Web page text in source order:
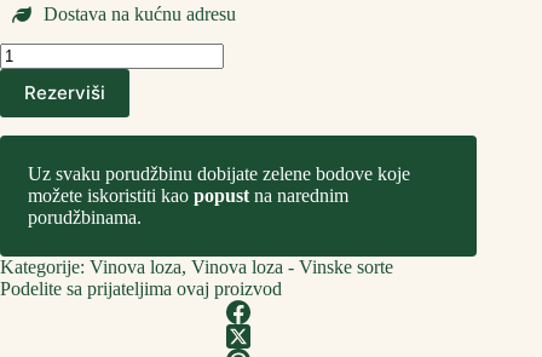
Dostava na kućnu adresu
Sadnice
Vinove
Loze
Frankovka
количина
Rezerviši
Uz svaku porudžbinu dobijate zelene bodove koje
možete iskoristiti kao popust na narednim
porudžbinama.
Kategorije: Vinova loza, Vinova loza - Vinske sorte
Podelite sa prijateljima ovaj proizvod